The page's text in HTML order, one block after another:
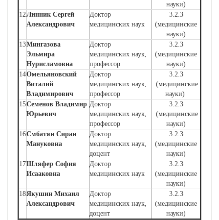
науки)
12Линник Сергей
Александрович
Доктор
медицинских наук
3.2.3
(медицинские
науки)
13Мингазова
Эльмира
Нурисламовна
Доктор
медицинских наук,
профессор
3.2.3
(медицинские
науки)
14Омельяновский
Виталий
Владимирович
Доктор
медицинских наук,
профессор
3.2.3
(медицинские
науки)
15Семенов Владимир
Юрьевич
Доктор
медицинских наук,
профессор
3.2.3
(медицинские
науки)
16Смбатян Сиран
Мануковна
Доктор
медицинских наук,
доцент
3.2.3
(медицинские
науки)
17Шляфер София
Исааковна
Доктор
медицинских наук
3.2.3
(медицинские
науки)
18Якушин Михаил
Александрович
Доктор
медицинских наук,
доцент
3.2.3
(медицинские
науки)